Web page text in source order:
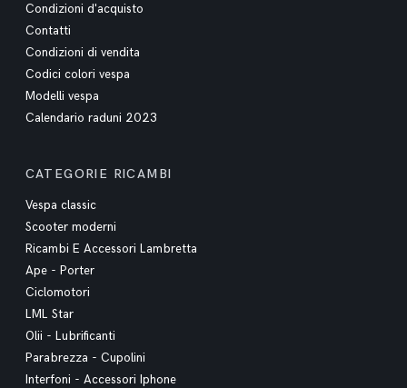
Condizioni d'acquisto
Contatti
Condizioni di vendita
Codici colori vespa
Modelli vespa
Calendario raduni 2023
CATEGORIE RICAMBI
Vespa classic
Scooter moderni
Ricambi E Accessori Lambretta
Ape - Porter
Ciclomotori
LML Star
Olii - Lubrificanti
Parabrezza - Cupolini
Interfoni - Accessori Iphone